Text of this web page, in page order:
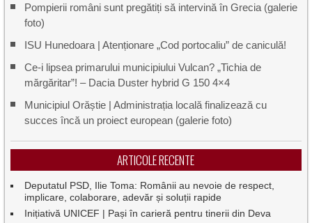
Pompierii români sunt pregătiți să intervină în Grecia (galerie
foto)
ISU Hunedoara | Atenționare „Cod portocaliu” de caniculă!
Ce-i lipsea primarului municipiului Vulcan? „Tichia de
mărgăritar”! – Dacia Duster hybrid G 150 4×4
Municipiul Orăștie | Administrația locală finalizează cu
succes încă un proiect european (galerie foto)
ARTICOLE RECENTE
Deputatul PSD, Ilie Toma: Românii au nevoie de respect,
implicare, colaborare, adevăr și soluții rapide
Inițiativă UNICEF | Pași în carieră pentru tinerii din Deva